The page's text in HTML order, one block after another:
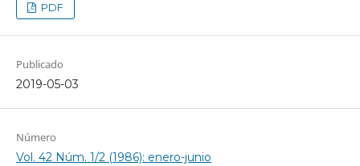
PDF
Publicado
2019-05-03
Número
Vol. 42 Núm. 1/2 (1986): enero-junio